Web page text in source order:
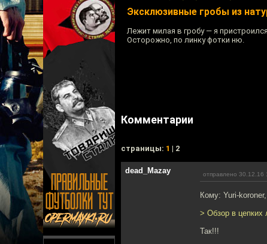
Эксклюзивные гробы из
Лежит милая в гробу — я
Осторожно, по линку фотки ню.
Комментарии
cтраницы: 1 | 2
dead_Mazay отправлено 30.12.16
Кому: Yuri-koroner,
> Обзор в цепких
Так!!!